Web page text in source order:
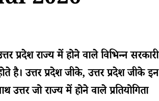
प्रदेश राज्य में होने वाले विभिन्न सरकारी
है। उत्तर प्रदेश जीके, उत्तर प्रदेश जीके इन
जो राज्य में होने वाले प्रतियोगिता